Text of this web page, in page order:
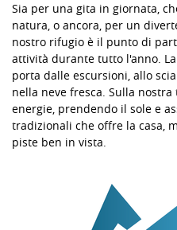
Sia per una gita in giornata,
natura, o ancora, per un
nostro rifugio è il punto di
attività durante tutto l'anno.
porta dalle escursioni, allo
nella neve fresca. Sulla
energie, prendendo il sole e
tradizionali che offre la casa,
piste ben in vista.